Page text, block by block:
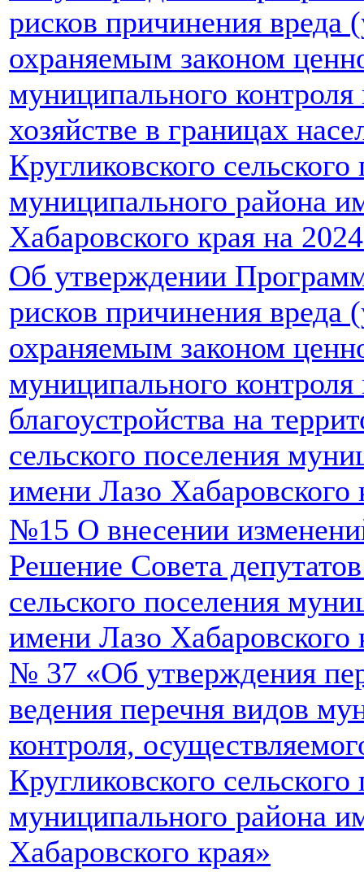
рисков причинения вреда
охраняемым законом
муниципального
хозяйстве в границах
Кругликовского
муниципального района
Хабаровского края на
Об утверждении
рисков причинения вреда
охраняемым законом
муниципального контроля
благоустройства на
сельского поселения
имени Лазо Хабаровского
№15 О внесении
Решение Совета
сельского поселения
имени Лазо Хабаровского
№ 37 «Об утверждения
ведения перечня видов
контроля,
Кругликовского
муниципального района
Хабаровского края»